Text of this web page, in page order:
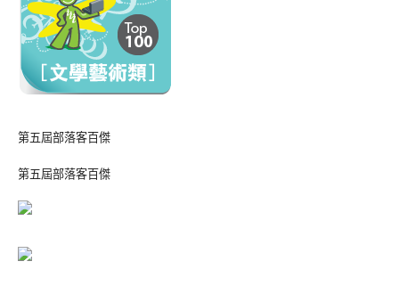
第五屆部落客百傑
第五屆部落客百傑